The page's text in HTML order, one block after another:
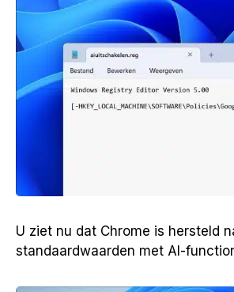
U ziet nu dat Chrome is hersteld
standaardwaarden met AI-